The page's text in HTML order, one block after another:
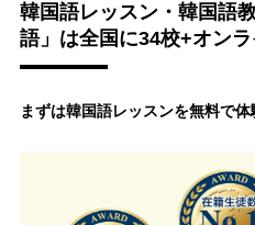
韓国語レッスン・韓国語
語」は全国に34校+オンラ
まずは韓国語レッスンを無料で